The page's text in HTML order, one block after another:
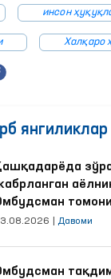
инсон
Халқаро
янгиликлар
Давоми